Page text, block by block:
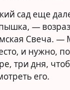
сад еще
—
Свеча.
и нужно, по
три дня,
его.